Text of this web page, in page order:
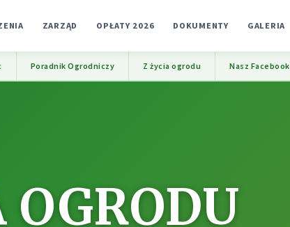
ZARZĄD OPŁATY 2026 DOKUMENTY GALERIA
Poradnik Ogrodniczy Z życia ogrodu Nasz Facebook